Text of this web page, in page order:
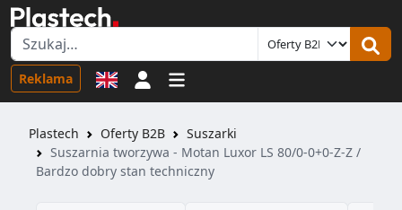
Reklama Logowanie
Plastech Oferty B2B
Suszarki
Suszarnia tworzywa - Motan Luxor LS 80/0-0+0-Z-Z /
Bardzo dobry stan techniczny